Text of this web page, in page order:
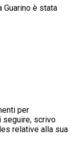
Guarino è stata
per
seguire, scrivo
relative alla sua